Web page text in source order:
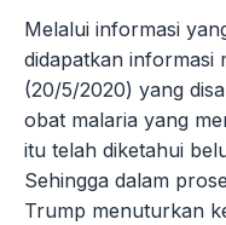
Melalui informasi
didapatkan informasi
(20/5/2020) yang
obat malaria yang
itu telah diketahui
Sehingga dalam
Trump menuturkan